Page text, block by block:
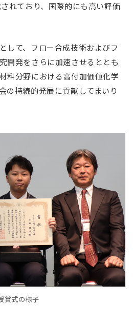
れており、国際的にも高い評価
して、フロー合成技術およびフ
開発をさらに加速させるととも
料分野における高付加価値化学
の持続的発展に貢献してまいり
賞式の様子